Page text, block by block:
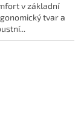
v základní
tvar a